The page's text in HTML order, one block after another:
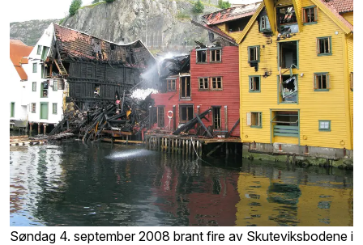
Søndag 4. september 2008 brant fire av Skuteviksbodene i